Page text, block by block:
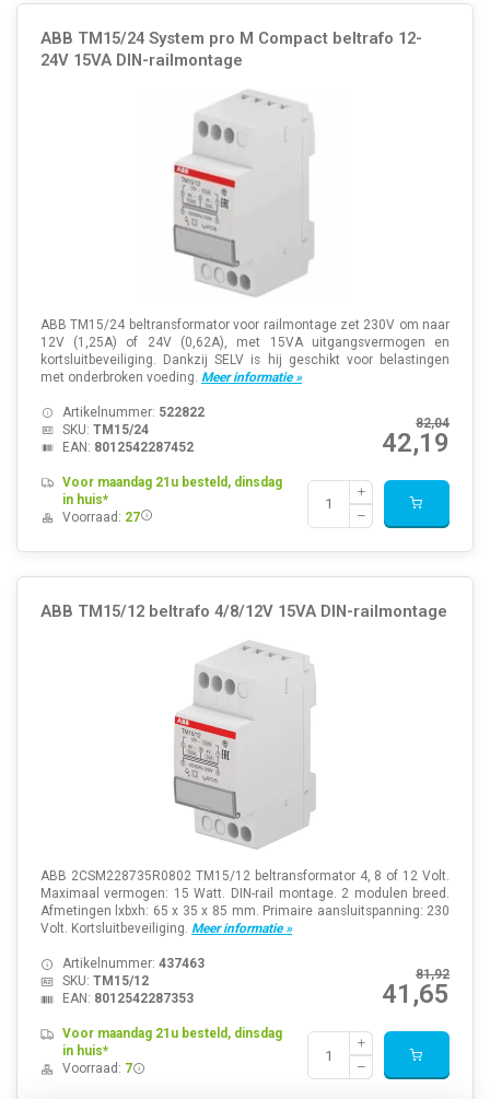
ABB TM15/24 System pro M Compact beltrafo 12-
24V 15VA DIN-railmontage
ABB TM15/24 beltransformator voor railmontage zet 230V om naar
12V (1,25A) of 24V (0,62A), met 15VA uitgangsvermogen en
kortsluitbeveiliging. Dankzij SELV is hij geschikt voor belastingen
met onderbroken voeding. Meer informatie »
82,04
42,19
Artikelnummer: 522822
SKU: TM15/24
EAN: 8012542287452
Voor maandag 21u besteld, dinsdag
in huis*
Voorraad: 27
ABB TM15/12 beltrafo 4/8/12V 15VA DIN-railmontage
ABB 2CSM228735R0802 TM15/12 beltransformator 4, 8 of 12 Volt.
Maximaal vermogen: 15 Watt. DIN-rail montage. 2 modulen breed.
Afmetingen lxbxh: 65 x 35 x 85 mm. Primaire aansluitspanning: 230
Volt. Kortsluitbeveiliging. Meer informatie »
81,92
41,65
Artikelnummer: 437463
SKU: TM15/12
EAN: 8012542287353
Voor maandag 21u besteld, dinsdag
in huis*
Voorraad: 7